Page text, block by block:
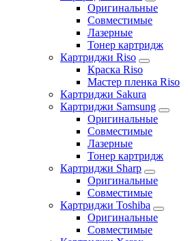
Оригинальные
Совместимые
Лазерные
Тонер картридж
Картриджи Riso
Краска Riso
Мастер пленка Riso
Картриджи Sakura
Картриджи Samsung
Оригинальные
Совместимые
Лазерные
Тонер картридж
Картриджи Sharp
Оригинальные
Совместимые
Картриджи Toshiba
Оригинальные
Совместимые